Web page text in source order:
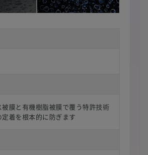
膜と有機樹脂被膜で覆う特許技術
着を根本的に防ぎます